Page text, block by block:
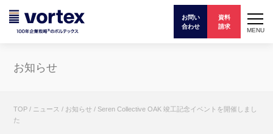
お問い
合わせ
資料
請求
MENU
お知らせ
TOP / ニュース / お知らせ / Seren Collective OAK 竣工記念イベントを開催しまし
た